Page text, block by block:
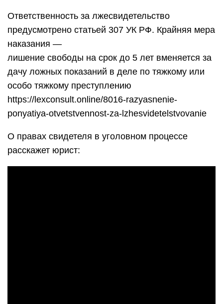
Ответственность за лжесвидетельство
предусмотрено статьей 307 УК РФ. Крайняя мера
наказания —
лишение свободы на срок до 5 лет вменяется за
дачу ложных показаний в деле по тяжкому или
особо тяжкому преступлению
https://lexconsult.online/8016-razyasnenie-
ponyatiya-otvetstvennost-za-lzhesvidetelstvovanie
О правах свидетеля в уголовном процессе
расскажет юрист: